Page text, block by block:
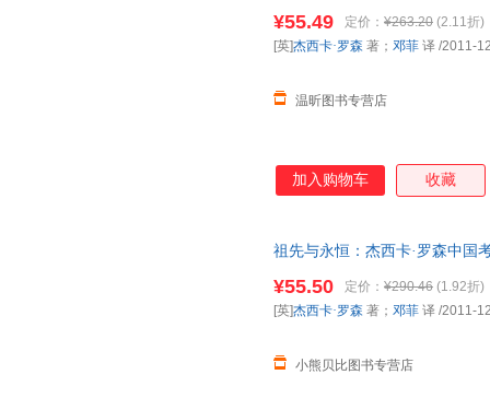
购！
¥55.49 定价： ¥263.20 (2.11折)
温昕图书专营店
[英]杰西卡·罗森 著； 邓菲 译 /2011-
加入购物车 收藏
祖先与永恒：杰西卡·罗森中国
免纠纷。
¥55.50 定价： ¥290.46 (1.92折)
小熊贝比图书专营店
[英]杰西卡·罗森 著； 邓菲 译 /2011-